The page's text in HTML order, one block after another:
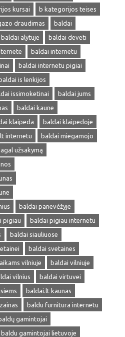
kursai
b kategorijos teises
draudimas
baldai
baldai alytuje
baldai deveti
baldai internetu
baldai internetu pigiai
baldai is lenkijos
issimoketinai
baldai jums
baldai kaune
klaipeda
baldai klaipedoje
internetu
baldai miegamojo
užsakymą
baldai panevėžyje
pigiau
baldai pigiau internetu
baldai siauliuose
baldai svetaines
vilniuje
baldai vilniuje
vilnius
baldai virtuvei
baldai.lt kaunas
baldu furnitura internetu
gamintojai
baldu gamintojai lietuvoje